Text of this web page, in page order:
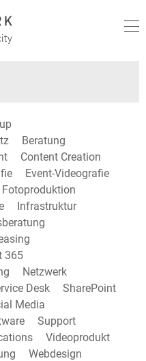
Beratung
Content Creation
Event-Videografie
Fotoproduktion
Infrastruktur
365
Netzwerk
Desk
SharePoint
Media
Support
Videoprodukt
Webdesign